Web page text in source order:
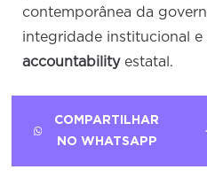
contemporânea da
integridade institucional e
accountability estatal.
COMPARTILHAR
NO WHATSAPP